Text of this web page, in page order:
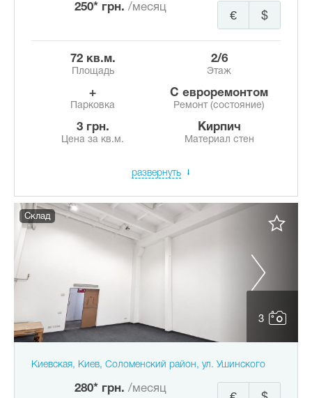
250* грн. /месяц
$
€
72 кв.м.
Площадь
2/6
Этаж
+
Парковка
с евроремонтом
Ремонт (состояние)
3 грн.
Цена за кв.м.
Кирпич
Материал стен
развернуть
3
Склад
Киевская, Киев, Соломенский район, ул. Ушинского
280* грн. /месяц